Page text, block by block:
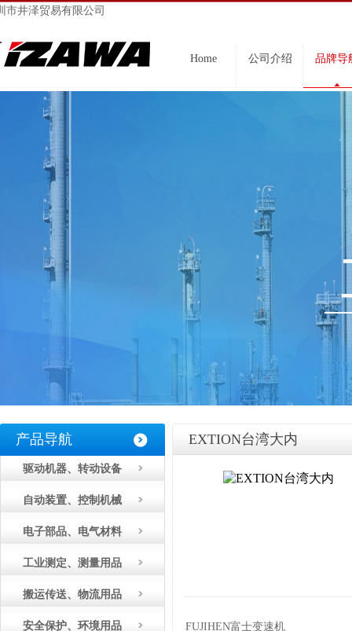
市井泽贸易有限公司
Home 公司介绍 品牌导
产品导航
驱动机器、转动设备
自动装置、控制机械
电子部品、电气材料
工业测定、测量用品
搬运传送、物流用品
安全保护、环境用品
EXTION台湾大内
FUJIHEN富士变速机